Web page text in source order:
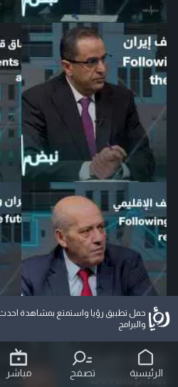
حمل تطبيق رؤيا واستمتع بمشاهدة
والبرامج
الرئيسية تصفح مباشر